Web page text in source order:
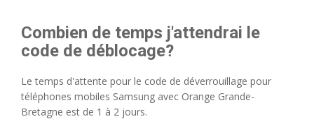
Combien de temps j'attendrai le
code de déblocage?
Le temps d'attente pour le code de déverrouillage pour
téléphones mobiles Samsung avec Orange Grande-
Bretagne est de 1 à 2 jours.